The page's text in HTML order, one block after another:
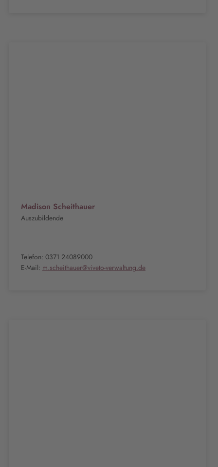
Madison Scheithauer
Auszubildende
Telefon: 0371 24089000
E-Mail: m.scheithauer@viveto-verwaltung.de